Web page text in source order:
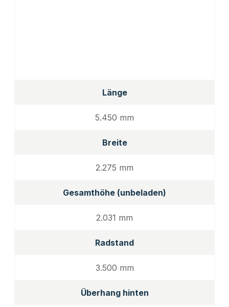
Länge
5.450 mm
Breite
2.275 mm
Gesamthöhe (unbeladen)
2.031 mm
Radstand
3.500 mm
Überhang hinten